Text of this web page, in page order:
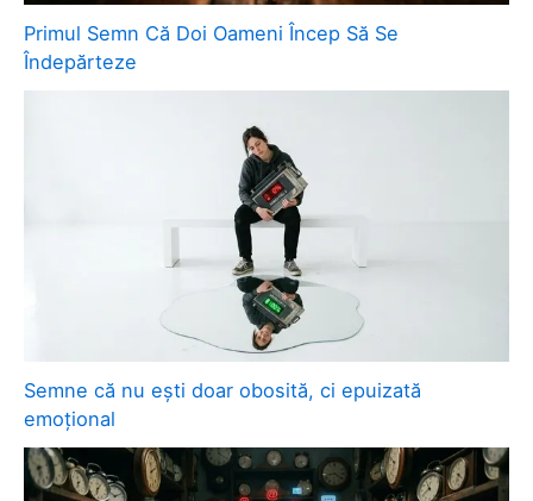
Primul Semn Că Doi Oameni Încep Să Se
Îndepărteze
Semne că nu ești doar obosită, ci epuizată
emoțional